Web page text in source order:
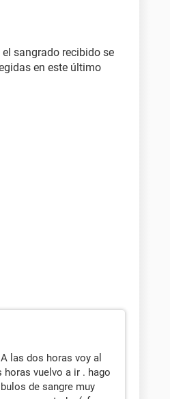
sangrado recibido se
en este último
las dos horas voy al
vuelvo a ir . hago
de sangre muy